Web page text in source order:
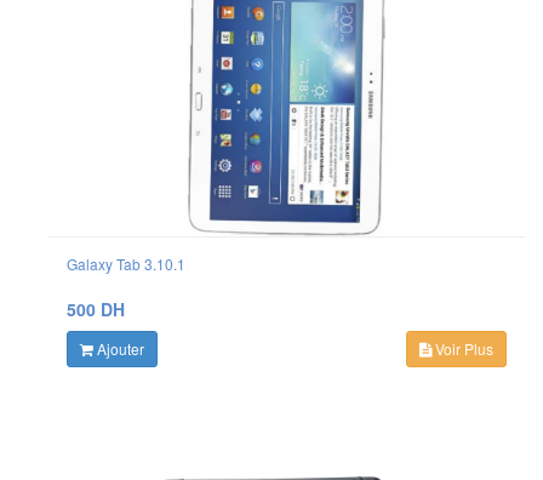
Galaxy Tab 3.10.1
500 DH
Ajouter Voir Plus